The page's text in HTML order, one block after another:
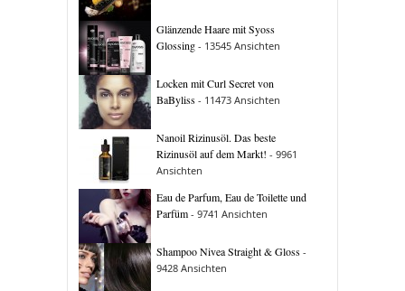
Glänzende Haare mit Syoss
Glossing - 13545 Ansichten
Locken mit Curl Secret von
BaByliss - 11473 Ansichten
Nanoil Rizinusöl. Das beste
Rizinusöl auf dem Markt! - 9961
Ansichten
Eau de Parfum, Eau de Toilette und
Parfüm - 9741 Ansichten
Shampoo Nivea Straight & Gloss -
9428 Ansichten